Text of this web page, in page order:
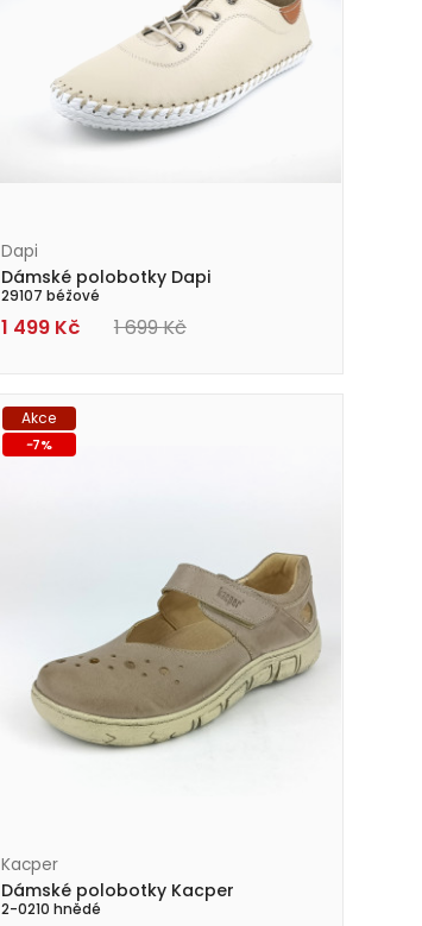
Dapi
Dámské polobotky Dapi
29107 béžové
1 499 Kč 1 699Kč
Akce
-7%
Kacper
Dámské polobotky Kacper
2-0210 hnědé